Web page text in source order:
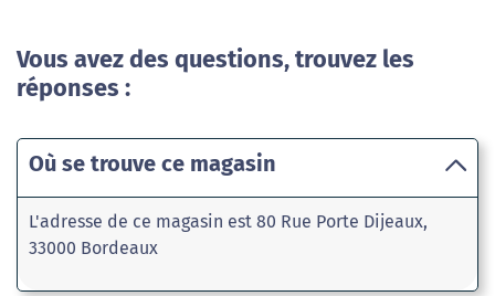
Vous avez des questions, trouvez les
réponses :
Où se trouve ce magasin
L'adresse de ce magasin est 80 Rue Porte Dijeaux,
33000 Bordeaux